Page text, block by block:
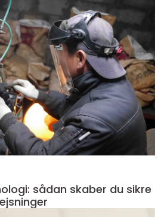
sådan skaber du sikre